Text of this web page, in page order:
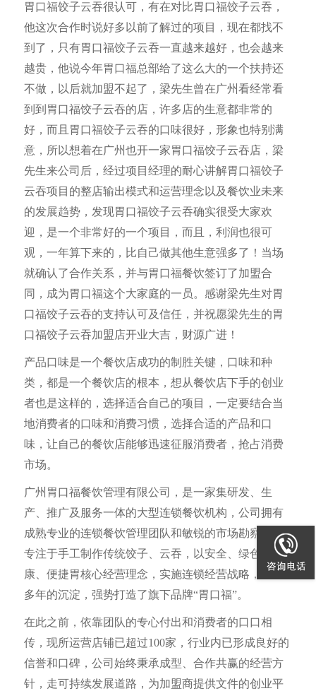
胃口福饺子云吞很认可，有在对比胃口福饺子云吞，
他这次合作时说好多以前了解过的项目，现在都找不
到了，只有胃口福饺子云吞一直越来越好，也会越来
越贵，他说今年胃口福总部给了这么大的一个扶持还
不做，以后就加盟不起了，梁先生曾在广州看经常看
到到胃口福饺子云吞的店，许多店的生意都非常的
好，而且胃口福饺子云吞的口味很好，形象也特别满
意，所以想着在广州也开一家胃口福饺子云吞店，梁
先生来公司后，经过项目经理的耐心讲解胃口福饺子
云吞项目的整店输出模式和运营理念以及餐饮业未来
的发展趋势，发现胃口福饺子云吞确实很受大家欢
迎，是一个非常好的一个项目，而且，利润也很可
观，一年算下来的，比自己做其他生意强多了！当场
就确认了合作关系，并与胃口福餐饮签订了加盟合
同，成为胃口福这个大家庭的一员。感谢梁先生对胃
口福饺子云吞的支持认可及信任，并祝愿梁先生的胃
口福饺子云吞加盟店开业大吉，财源广进！
产品口味是一个餐饮店成功的制胜关键，口味和种
类，都是一个餐饮店的根本，想从餐饮店下手的创业
者也是这样的，选择适合自己的项目，一定要结合当
地消费者的口味和消费习惯，选择合适的产品和口
味，让自己的餐饮店能够迅速征服消费者，抢占消费
市场。
广州胃口福餐饮管理有限公司，是一家集研发、生
产、推广及服务一体的大型连锁餐饮机构，公司拥有
成熟专业的连锁餐饮管理团队和敏锐的市场勘察力，
专注于手工制作传统饺子、云吞，以安全、绿色、健
康、便捷胃核心经营理念，实施连锁经营战略，通过
多年的沉淀，强势打造了旗下品牌“胃口福”。
在此之前，依靠团队的专心付出和消费者的口口相
传，现所运营店铺已超过100家，行业内已形成良好的
信誉和口碑，公司始终秉承成型、合作共赢的经营方
针，走可持续发展道路，为加盟商提供文件的创业平